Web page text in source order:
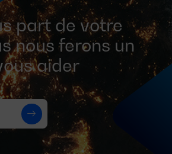
part de votre
nous ferons un
aider